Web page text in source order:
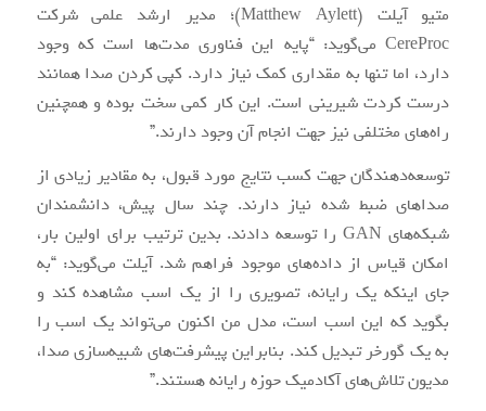
متیو آیلت (Matthew Aylett)؛ مدیر ارشد علمی شرکت
CereProc می‌گوید: “پایه این فناوری مدت‌ها است که وجود
دارد، اما تنها به مقداری کمک نیاز دارد. کپی کردن صدا همانند
درست کردت شیرینی است. این کار کمی سخت بوده و همچنین
راه‌های مختلفی نیز جهت انجام آن وجود دارند.”
توسعه‌دهندگان جهت کسب نتایج مورد قبول، به مقادیر زیادی از
صداهای ضبط شده نیاز دارند. چند سال پیش، دانشمندان
شبکه‌های GAN را توسعه ‌دادند. بدین ترتیب برای اولین بار،
امکان قیاس از داده‌های موجود فراهم شد. آیلت می‌گوید: “به
جای اینکه یک رایانه، تصویری را از یک اسب مشاهده کند و
بگوید که این اسب است، مدل من اکنون می‌تواند یک اسب را
به یک گورخر تبدیل کند. بنابراین پیشرفت‌های شبیه‌سازی صدا،
مدیون تلاش‌های آکادمیک حوزه رایانه هستند.”